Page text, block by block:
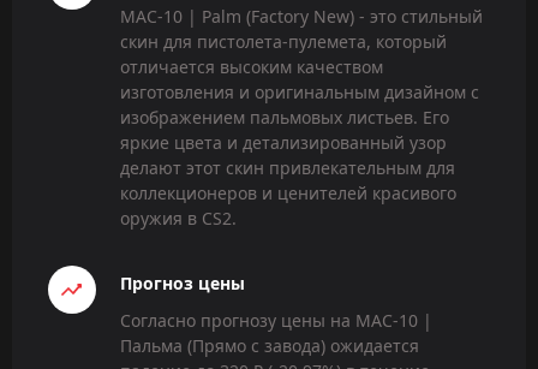
MAC-10 | Palm (Factory New) - это стильный
скин для пистолета-пулемета, который
отличается высоким качеством
изготовления и оригинальным дизайном с
изображением пальмовых листьев. Его
яркие цвета и детализированный узор
делают этот скин привлекательным для
коллекционеров и ценителей красивого
оружия в CS2.
Прогноз цены
Согласно прогнозу цены на MAC-10 |
Пальма (Прямо с завода) ожидается